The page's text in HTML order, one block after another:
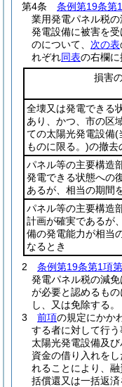
第4条
条例第19条第
業用発電パネル税
発電設備に被害を
のについて、 次の表
れぞれ同表の右欄に
損害
全壊又は発電できる
あり、かつ、市の区
ての太陽光発電設備(
ものに限る。)の撤去
パネル等の主要構造
発電できる状態への
あるが、相当の期間
パネル等の主要構造
計画が確実であるが
備の発電能力が相当
なるとき
2 条例第19条第1項
発電パネル税の減
が必要と認めるもの
し、又は免除する。
3
前項の規定にかか
する者に対して行う
太陽光発電設備及
資金の借り入れを
れることにより、
括償還又は一括返